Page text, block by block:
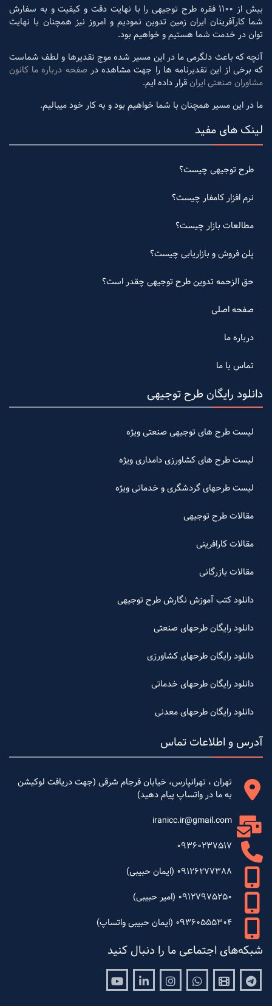
بیش از 1100 فقره طرح توجیهی را با نهایت دقت و کیفیت و به سفارش
شما کارآفرینان ایران زمین تدوین نمودیم و امروز نیز همچنان با نهایت
توان در خدمت شما هستیم و خواهیم بود.
آنچه که باعث دلگرمی ما در این مسیر شده موج تقدیرها و لطف شماست
که برخی از این تقدیرنامه ها را جهت مشاهده در صفحه درباره ما کانون
مشاوران صنعتی ایرانقرار داده ایم.
ما در این مسیر همچنان با شما خواهیم بود و به کار خود میبالیم.
لینک های مفید
طرح توجیهی چیست؟
نرم افزار کامفار چیست؟
مطالعات بازار چیست؟
پلن فروش و بازاریابی چیست؟
حق الزحمه تدوین طرح توجیهی چقدر است؟
صفحه اصلی
درباره ما
تماس با ما
دانلود رایگان طرح توجیهی
لیست طرح های توجیهی صنعتی ویژه
لیست طرح های کشاورزی دامداری ویژه
لیست طرحهای گردشگری و خدماتی ویژه
مقالات طرح توجیهی
مقالات کارافرینی
مقالات بازرگانی
دانلود کتب آموزش نگارش طرح توجیهی
دانلود رایگان طرحهای صنعتی
دانلود رایگان طرحهای کشاورزی
دانلود رایگان طرحهای خدماتی
دانلود رایگان طرحهای معدنی
آدرس و اطلاعات تماس
تهران ، تهرانپارس، خیابان فرجام شرقی (جهت دریافت لوکیشن
به ما در واتساپ پیام دهید)
iranicc.ir@gmail.com
09360237517
09126277388 (ایمان حبیبی)
09127975250 (امیر حبیبی)
09360555304 (ایمان حبیبی واتساپ)
شبکه‌های اجتماعی ما را دنبال کنید
Telegram
Aparat
Whatsapp
Instagram
Linkedin
Youtube